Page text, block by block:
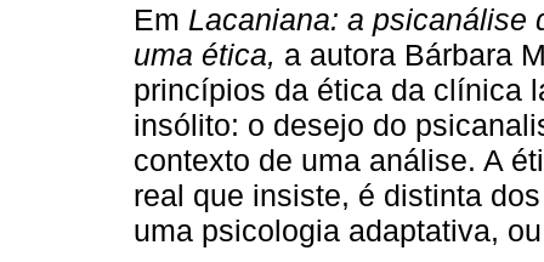
Em Lacaniana: a psicanálise
uma ética, a autora Bárbara
princípios da ética da clínica
insólito: o desejo do
contexto de uma análise. A
real que insiste, é distinta
uma psicologia adaptativa,